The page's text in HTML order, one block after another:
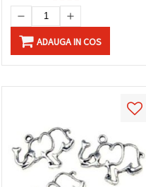
ADAUGA IN COS